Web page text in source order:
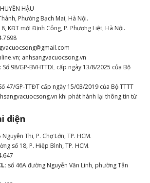
HẬU
Phường Bạch Mai, Hà Nội.
KĐT mới Định Công, P. Phương Liệt, Hà Nội.
anhsangvacuocsong.vn
Số 98/GP-BVHTTDL cấp ngày 13/8/2025 của Bộ
47/GP-TTĐT cấp ngày 15/03/2019 của Bộ TTTT
khi phát hành lại thông tin từ
diện
Nguyễn Thi, P. Chợ Lớn, TP. HCM.
số 18, P. Hiệp Bình, TP. HCM.
số 46A đường Nguyễn Văn Linh, phường Tân